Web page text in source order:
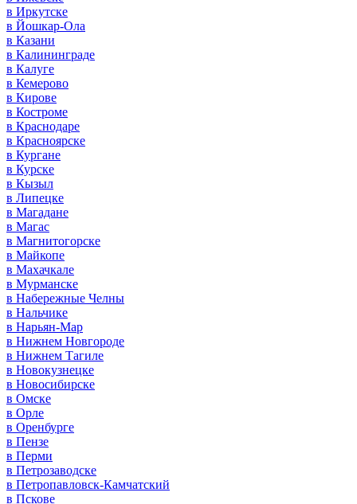
в Иркутске
в Йошкар-Ола
в Казани
в Калининграде
в Калуге
в Кемерово
в Кирове
в Костроме
в Краснодаре
в Красноярске
в Кургане
в Курске
в Кызыл
в Липецке
в Магадане
в Магас
в Магнитогорске
в Майкопе
в Махачкале
в Мурманске
в Набережные Челны
в Нальчике
в Нарьян-Мар
в Нижнем Новгороде
в Нижнем Тагиле
в Новокузнецке
в Новосибирске
в Омске
в Орле
в Оренбурге
в Пензе
в Перми
в Петрозаводске
в Петропавловск-Камчатский
в Пскове